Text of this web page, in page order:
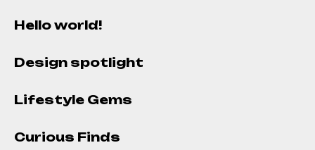
Hello world!
Design spotlight
Lifestyle Gems
Curious Finds